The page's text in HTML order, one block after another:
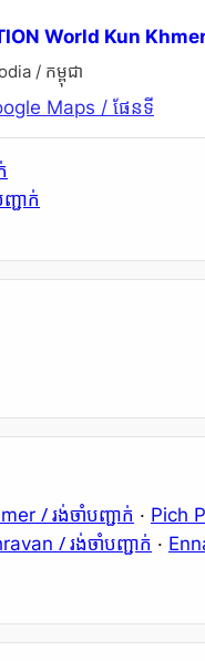
World Kun
/ កម្ពុជា
Maps / ផែនទី
ជាក់
/ រង់ចាំបញ្ជាក់ · Pich
/ រង់ចាំបញ្ជាក់ ·